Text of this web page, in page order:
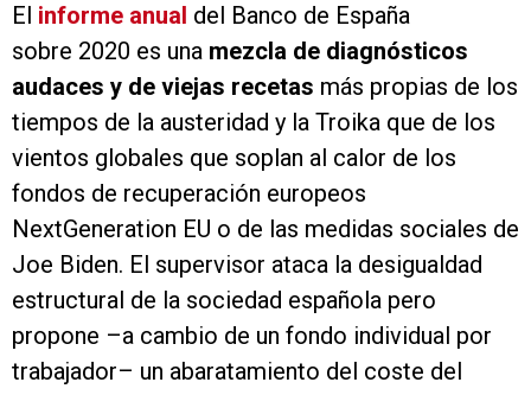
El informe anual del Banco de España
sobre 2020 es una mezcla de diagnósticos
audaces y de viejas recetas más propias de los
tiempos de la austeridad y la Troika que de los
vientos globales que soplan al calor de los
fondos de recuperación europeos
NextGeneration EU o de las medidas sociales de
Joe Biden. El supervisor ataca la desigualdad
estructural de la sociedad española pero
propone –a cambio de un fondo individual por
trabajador– un abaratamiento del coste del